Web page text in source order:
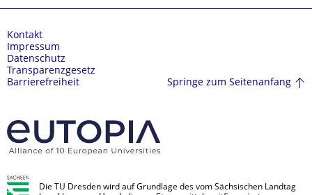
Kontakt
Impressum
Datenschutz
Transparenzgesetz
Barrierefreiheit
Springe zum Seitenanfang
Die TU Dresden wird auf Grundlage des vom Sächsischen Landtag